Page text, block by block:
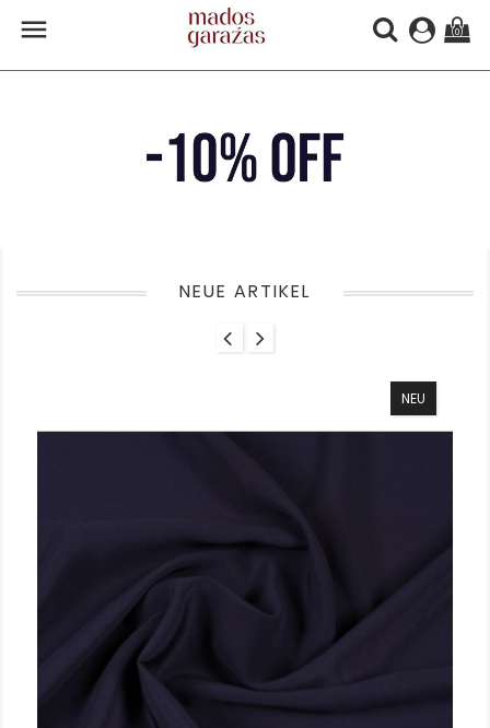
 (0)
Previous
NEUE ARTIKEL
NEU